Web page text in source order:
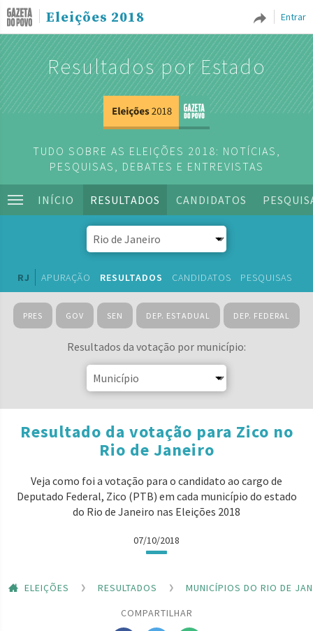
Entrar
Eleições 2018
Resultados por Estado
TUDO SOBRE AS ELEIÇÕES 2018: NOTÍCIAS,
PESQUISAS, DEBATES E ENTREVISTAS
INÍCIO RESULTADOS CANDIDATOS
RJ APURAÇÃO RESULTADOS CANDIDATOS PESQUISAS
PRES GOV SEN DEP. ESTADUAL DEP. FEDERAL
Resultados da votação por município:
Resultado da votação para Zico no
Rio de Janeiro
Veja como foi a votação para o candidato ao cargo de
Deputado Federal, Zico (PTB) em cada município do estado
do Rio de Janeiro nas Eleições 2018
07/10/2018
ELEIÇÕES RESULTADOS
MUNICÍPIOS DO RIO DE
COMPARTILHAR